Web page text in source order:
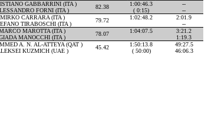
GABBARRINI (ITA ) 82.38 1:00:46.3
--
FORNI (ITA ) ( 0:15)
--
MIRKO CARRARA (ITA ) 79.72 1:02:48.2
2:01.9
TIRABOSCHI (ITA )
--
MAROTTA (ITA ) 78.07 1:04:07.5
3:21.2
MANOCCHI (ITA )
1:19.3
A. N. AL-ATTEYA (QAT ) 45.42 1:50:13.8
49:27.5
KUZMICH (UAE ) ( 50:00) 46:06.3